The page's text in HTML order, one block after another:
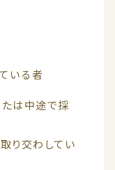
いる者
は中途で採
り交わしてい